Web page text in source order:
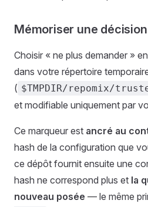
Mémoriser une décision
Choisir « ne plus demander »
dans votre répertoire
( $TMPDIR/repomix/
et modifiable uniquement par
Ce marqueur est ancré au
hash de la configuration que
ce dépôt fournit ensuite une
hash ne correspond plus et la
nouveau posée — le même